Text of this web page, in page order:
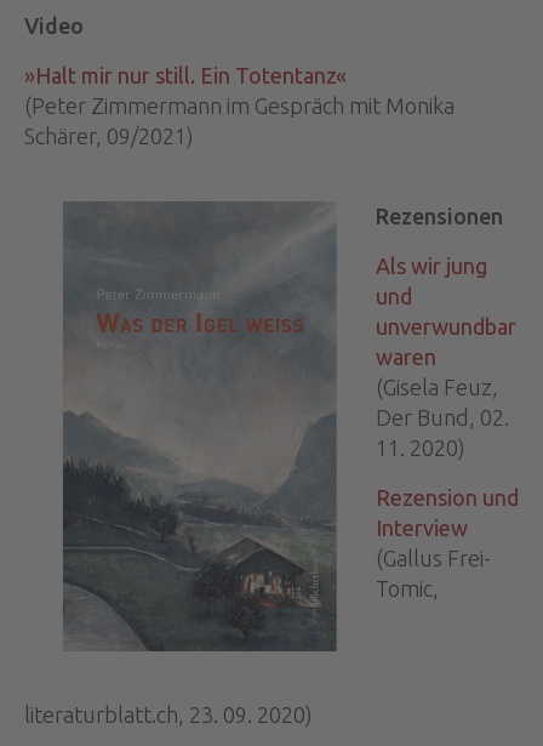
Video
»Halt mir nur still. Ein Totentanz«
(Peter Zimmermann im Gespräch mit Monika
Schärer, 09/2021)
Rezensionen
Als wir jung
und
unverwundbar
waren
(Gisela Feuz,
Der Bund, 02.
11. 2020)
Rezension und
Interview
(Gallus Frei-
Tomic,
literaturblatt.ch, 23. 09. 2020)